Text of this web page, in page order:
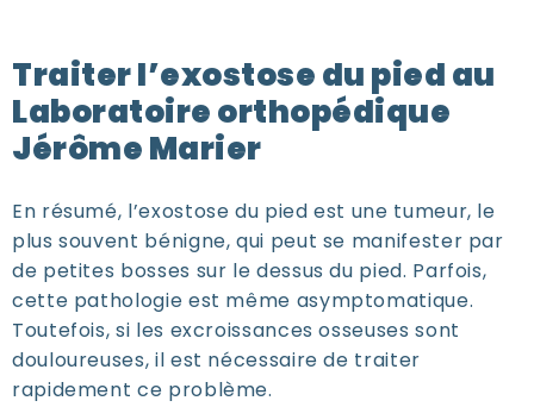
Traiter l’exostose du pied au
Laboratoire orthopédique
Jérôme Marier
En résumé, l’exostose du pied est une tumeur, le
plus souvent bénigne, qui peut se manifester par
de petites bosses sur le dessus du pied. Parfois,
cette pathologie est même asymptomatique.
Toutefois, si les excroissances osseuses sont
douloureuses, il est nécessaire de traiter
rapidement ce problème.